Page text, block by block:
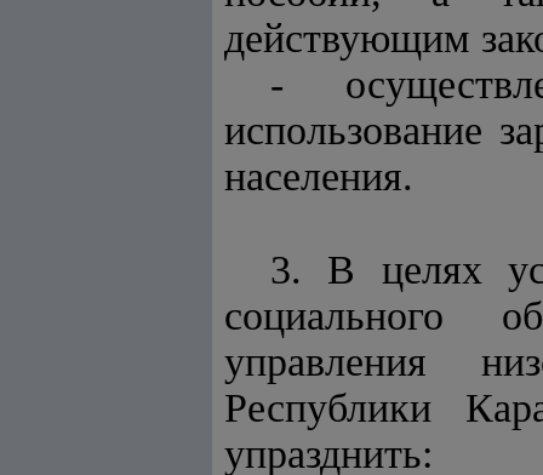
действующим
-
использование
населения.
3. В целях
социального
управления
Республики
упразднить: